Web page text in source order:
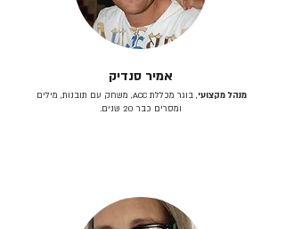
אמיר סנדיק
מנהל מקצועי
, בוגר מכללת ACC, משחק עם תובנות, מילים
ומסרים כבר 20 שנים.